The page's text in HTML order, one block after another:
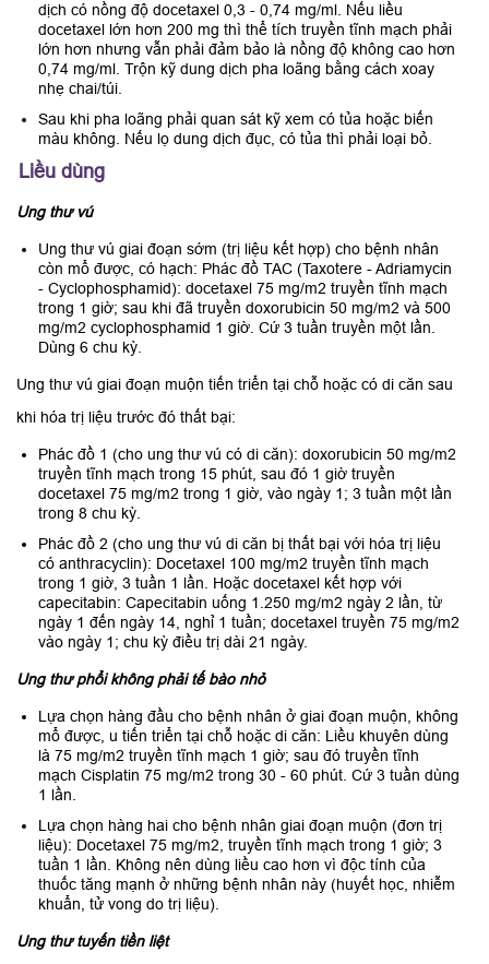
dịch có nồng độ docetaxel 0,3 - 0,74 mg/ml. Nếu liều
docetaxel lớn hơn 200 mg thì thể tích truyền tĩnh mạch phải
lớn hơn nhưng vẫn phải đảm bảo là nồng độ không cao hơn
0,74 mg/ml. Trộn kỹ dung dịch pha loãng bằng cách xoay
nhẹ chai/túi.
Sau khi pha loãng phải quan sát kỹ xem có tủa hoặc biến
màu không. Nếu lọ dung dịch đục, có tủa thì phải loại bỏ.
Liều dùng
Ung thư vú
Ung thư vú giai đoạn sớm (trị liệu kết hợp) cho bệnh nhân
còn mổ được, có hạch: Phác đồ TAC (Taxotere - Adriamycin
- Cyclophosphamid): docetaxel 75 mg/m2 truyền tĩnh mạch
trong 1 giờ; sau khi đã truyền doxorubicin 50 mg/m2 và 500
mg/m2 cyclophosphamid 1 giờ. Cứ 3 tuần truyền một lần.
Dùng 6 chu kỳ.
Ung thư vú giai đoạn muộn tiến triển tại chỗ hoặc có di căn sau
khi hóa trị liệu trước đó thất bại:
Phác đồ 1 (cho ung thư vú có di căn): doxorubicin 50 mg/m2
truyền tĩnh mạch trong 15 phút, sau đó 1 giờ truyền
docetaxel 75 mg/m2 trong 1 giờ, vào ngày 1; 3 tuần một lần
trong 8 chu kỳ.
Phác đồ 2 (cho ung thư vú di căn bị thất bại với hóa trị liệu
có anthracyclin): Docetaxel 100 mg/m2 truyền tĩnh mạch
trong 1 giờ, 3 tuần 1 lần. Hoặc docetaxel kết hợp với
capecitabin: Capecitabin uống 1.250 mg/m2 ngày 2 lần, từ
ngày 1 đến ngày 14, nghỉ 1 tuần; docetaxel truyền 75 mg/m2
vào ngày 1; chu kỳ điều trị dài 21 ngày.
Ung thư phổi không phải tế bào nhỏ
Lựa chọn hàng đầu cho bệnh nhân ở giai đoạn muộn, không
mổ được, u tiến triển tại chỗ hoặc di căn: Liều khuyên dùng
là 75 mg/m2 truyền tĩnh mạch 1 giờ; sau đó truyền tĩnh
mạch Cisplatin 75 mg/m2 trong 30 - 60 phút. Cứ 3 tuần dùng
1 lần.
Lựa chọn hàng hai cho bệnh nhân giai đoạn muộn (đơn trị
liệu): Docetaxel 75 mg/m2, truyền tĩnh mạch trong 1 giờ; 3
tuần 1 lần. Không nên dùng liều cao hơn vì độc tính của
thuốc tăng mạnh ở những bệnh nhân này (huyết học, nhiễm
khuẩn, tử vong do trị liệu).
Ung thư tuyến tiền liệt